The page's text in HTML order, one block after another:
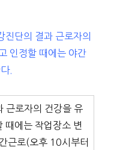
단의 결과 근로자의
인정할 때에는 야간
.
근로자의 건강을 유
때에는 작업장소 변
근로(오후 10시부터